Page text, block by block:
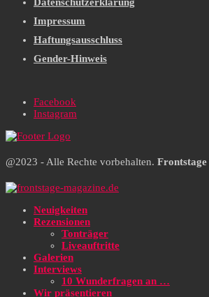
Impressum
Haftungsausschluss
Gender-Hinweis
Facebook
Instagram
@2023 - Alle Rechte vorbehalten.
Neuigkeiten
Rezensionen
Tonträger
Liveauftritte
Galerien
Interviews
10 Wunderfragen an …
Wir präsentieren